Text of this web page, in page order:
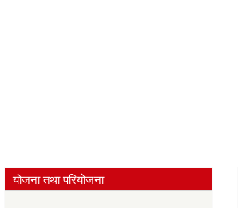
योजना तथा परियोजना